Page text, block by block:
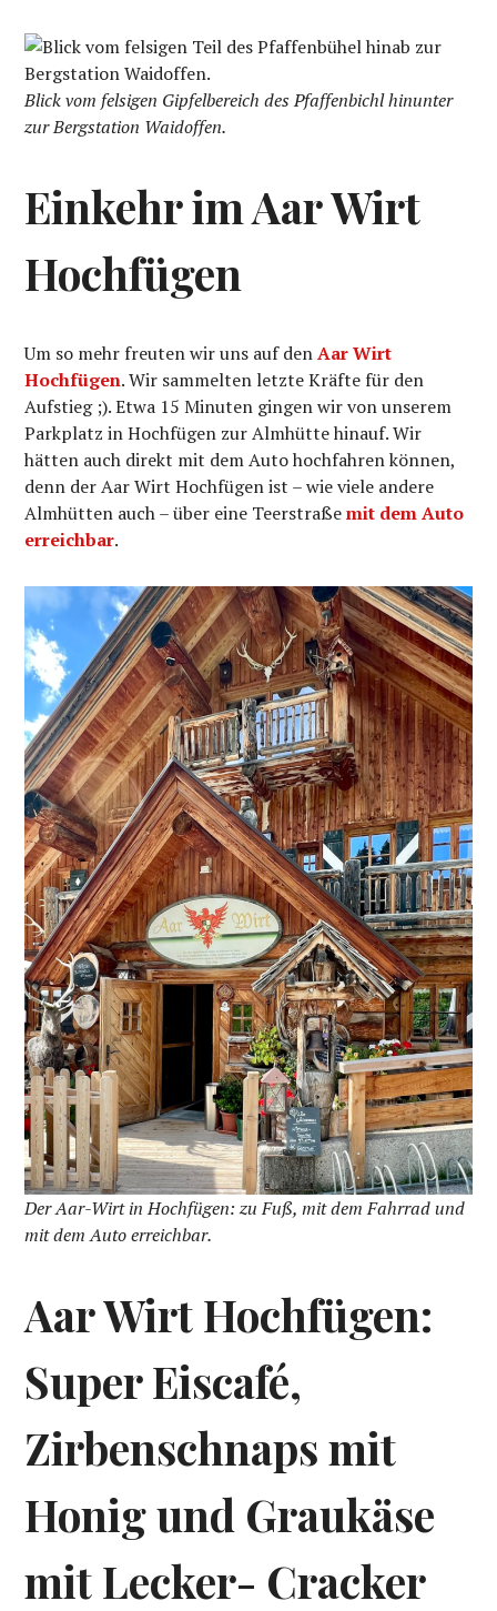
Blick vom felsigen Gipfelbereich des Pfaffenbichl hinunter
zur Bergstation Waidoffen.
Einkehr im Aar Wirt
Hochfügen
Um so mehr freuten wir uns auf denAar Wirt
Hochfügen. Wir sammelten letzte Kräfte für den
Aufstieg ;). Etwa 15 Minuten gingen wir von unserem
Parkplatz in Hochfügen zur Almhütte hinauf. Wir
hätten auch direkt mit dem Auto hochfahren können,
denn der Aar Wirt Hochfügen ist – wie viele andere
Almhütten auch – über eine Teerstraßemit dem Auto
erreichbar.
Der Aar-Wirt in Hochfügen: zu Fuß, mit dem Fahrrad und
mit dem Auto erreichbar.
Aar Wirt Hochfügen:
Super Eiscafé,
Zirbenschnaps mit
Honig und Graukäse
mit Lecker- Cracker